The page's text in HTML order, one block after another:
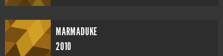
MARMADUKE
2010